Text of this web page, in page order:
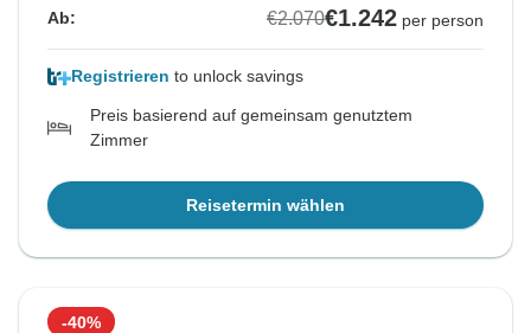
Ab: €2.070€1.242 per person
Registrieren to unlock savings
Preis basierend auf gemeinsam genutztem
Zimmer
Reisetermin wählen
-40%